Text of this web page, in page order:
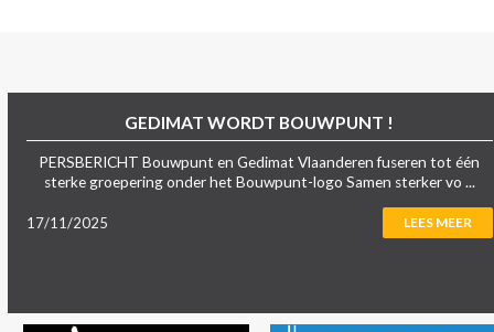
GEDIMAT WORDT BOUWPUNT !
PERSBERICHT Bouwpunt en Gedimat Vlaanderen fuseren tot één
sterke groepering onder het Bouwpunt-logo Samen sterker vo ...
17/11/2025 LEES MEER